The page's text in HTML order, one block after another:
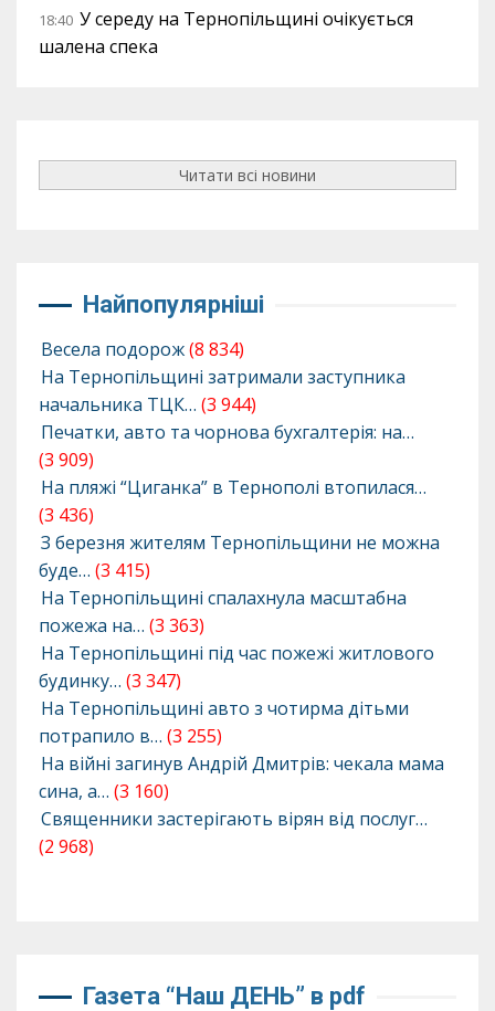
18:40 У середу на Тернопільщині очікується
шалена спека
Читати всі новини
Найпопулярніші
Весела подорож(8 834)
На Тернопільщині затримали заступника
начальника ТЦК… (3 944)
Печатки, авто та чорнова бухгалтерія: на…
(3 909)
На пляжі “Циганка” в Тернополі втопилася…
(3 436)
З березня жителям Тернопільщини не можна
буде… (3 415)
На Тернопільщині спалахнула масштабна
пожежа на… (3 363)
На Тернопільщині під час пожежі житлового
будинку… (3 347)
На Тернопільщині авто з чотирма дітьми
потрапило в… (3 255)
На війні загинув Андрій Дмитрів: чекала мама
сина, а… (3 160)
Священники застерігають вірян від послуг…
(2 968)
Газета “Наш ДЕНЬ” в pdf